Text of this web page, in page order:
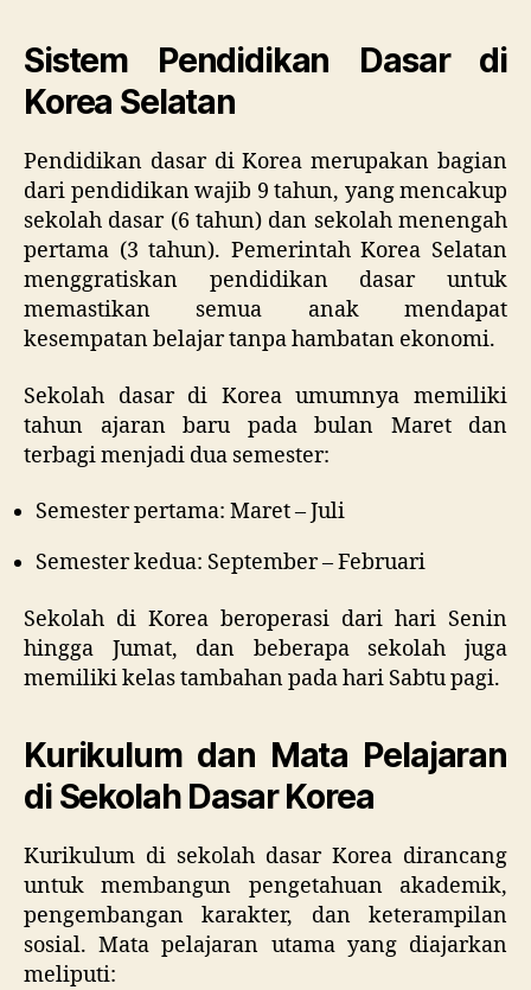
Sistem Pendidikan Dasar di
Korea Selatan
Pendidikan dasar di Korea merupakan bagian
dari pendidikan wajib 9 tahun, yang mencakup
sekolah dasar (6 tahun) dan sekolah menengah
pertama (3 tahun). Pemerintah Korea Selatan
menggratiskan pendidikan dasar untuk
memastikan semua anak mendapat
kesempatan belajar tanpa hambatan ekonomi.
Sekolah dasar di Korea umumnya memiliki
tahun ajaran baru pada bulan Maret dan
terbagi menjadi dua semester:
Semester pertama: Maret – Juli
Semester kedua: September – Februari
Sekolah di Korea beroperasi dari hari Senin
hingga Jumat, dan beberapa sekolah juga
memiliki kelas tambahan pada hari Sabtu pagi.
Kurikulum dan Mata Pelajaran
di Sekolah Dasar Korea
Kurikulum di sekolah dasar Korea dirancang
untuk membangun pengetahuan akademik,
pengembangan karakter, dan keterampilan
sosial. Mata pelajaran utama yang diajarkan
meliputi: